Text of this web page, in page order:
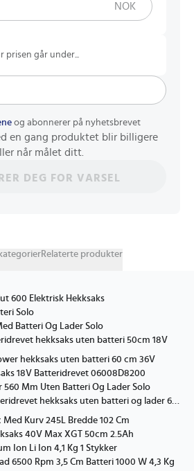
NOK
prisen går under...
og abonnerer på nyhetsbrevet
en gang produktet blir billigere
når målet ditt.
DEG FOR VARSEL
Relaterte produkter
600 Elektrisk Hekksaks
Solo
Batteri Og Lader Solo
hekksaks uten batteri 50cm 18V
hekksaks uten batteri 60 cm 36V
18V Batteridrevet 06008D8200
560 Mm Uten Batteri Og Lader Solo
Bosch GHE 18V 60 II Batteridrevet hekksaks uten batteri og lader 60 cm 18V
Kurv 245L Bredde 102 Cm
40V Max XGT 50cm 2.5Ah
Ion Li Ion 4,1 Kg 1 Stykker
6500 Rpm 3,5 Cm Batteri 1000 W 4,3 Kg